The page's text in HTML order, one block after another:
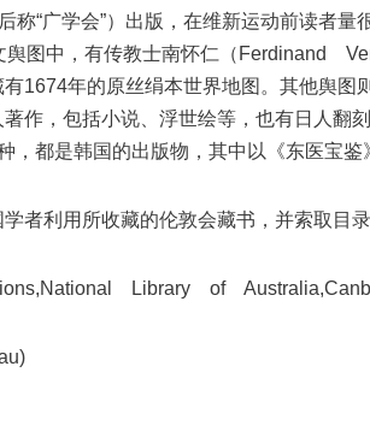
称“广学会”）出版，在维新运动前读者
舆图中，有传教士南怀仁（Ferdinand
1674年的原丝绢本世界地图。其他舆图
作，包括小说、浮世绘等，也有日人翻
，都是韩国的出版物，其中以《东医宝鉴
者利用所收藏的伦敦会藏书，并索取目录
Library of